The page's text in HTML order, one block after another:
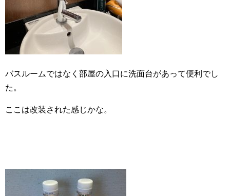
バスルームではなく部屋の入口に洗面台があって便利でし
た。
ここは改装された感じかな。